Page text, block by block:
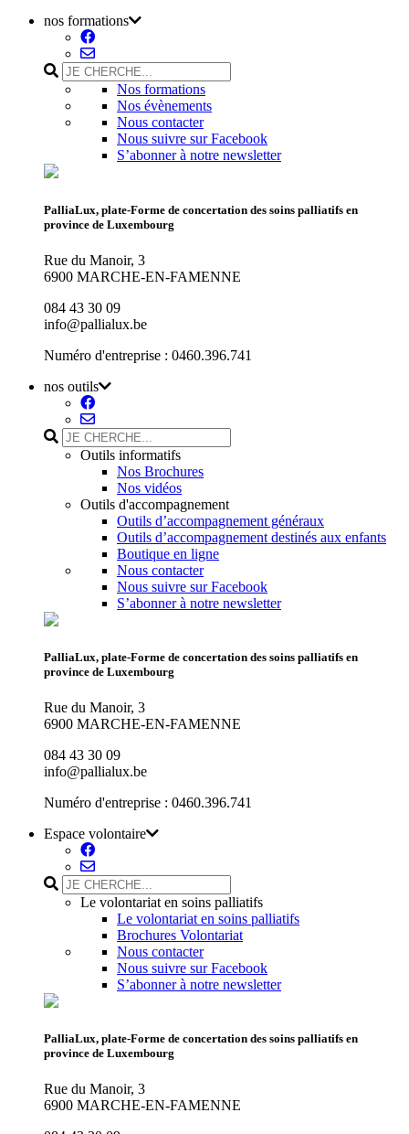
nos formations
Nos formations
Nos évènements
Nous contacter
Nous suivre sur Facebook
S’abonner à notre newsletter
PalliaLux, plate-Forme de concertation des soins palliatifs en
province de Luxembourg
Rue du Manoir, 3
6900 MARCHE-EN-FAMENNE
084 43 30 09
info@pallialux.be
Numéro d'entreprise : 0460.396.741
nos outils
Outils informatifs
Nos Brochures
Nos vidéos
Outils d'accompagnement
Outils d’accompagnement généraux
Outils d’accompagnement destinés aux enfants
Boutique en ligne
Nous contacter
Nous suivre sur Facebook
S’abonner à notre newsletter
PalliaLux, plate-Forme de concertation des soins palliatifs en
province de Luxembourg
Rue du Manoir, 3
6900 MARCHE-EN-FAMENNE
084 43 30 09
info@pallialux.be
Numéro d'entreprise : 0460.396.741
Espace volontaire
Le volontariat en soins palliatifs
Le volontariat en soins palliatifs
Brochures Volontariat
Nous contacter
Nous suivre sur Facebook
S’abonner à notre newsletter
PalliaLux, plate-Forme de concertation des soins palliatifs en
province de Luxembourg
Rue du Manoir, 3
6900 MARCHE-EN-FAMENNE